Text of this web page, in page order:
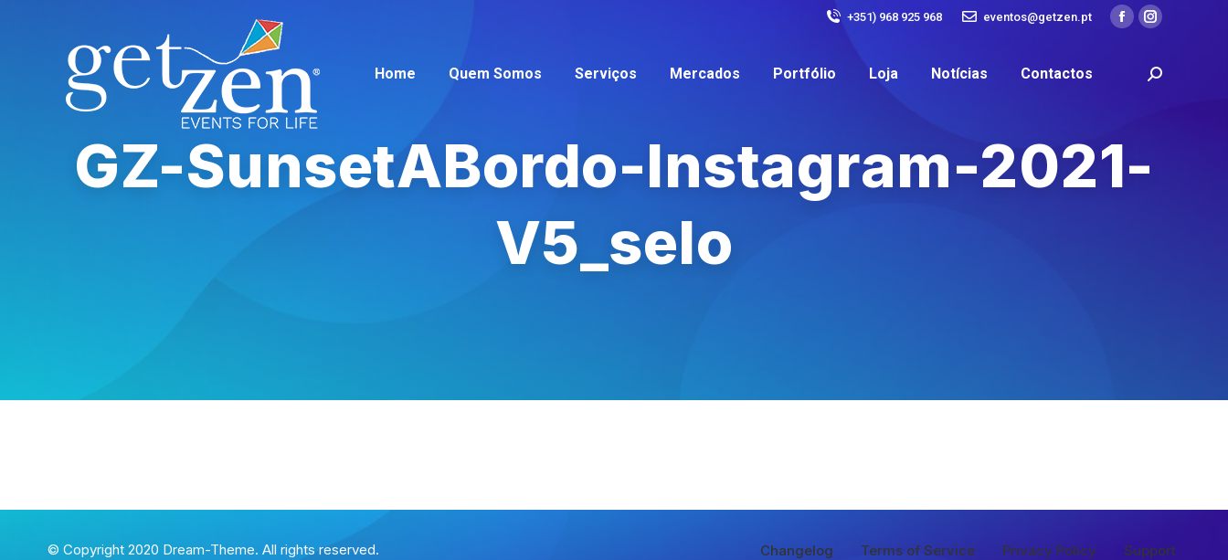
+351) 968 925 968 eventos@getzen.pt
Home Quem Somos Serviços Mercados Portfólio Loja Notícias Contactos
GZ-SunsetABordo-Instagram-2021-
V5_selo
© Copyright 2020 Dream-Theme. All rights reserved. Changelog Terms of Service Privacy Policy Support